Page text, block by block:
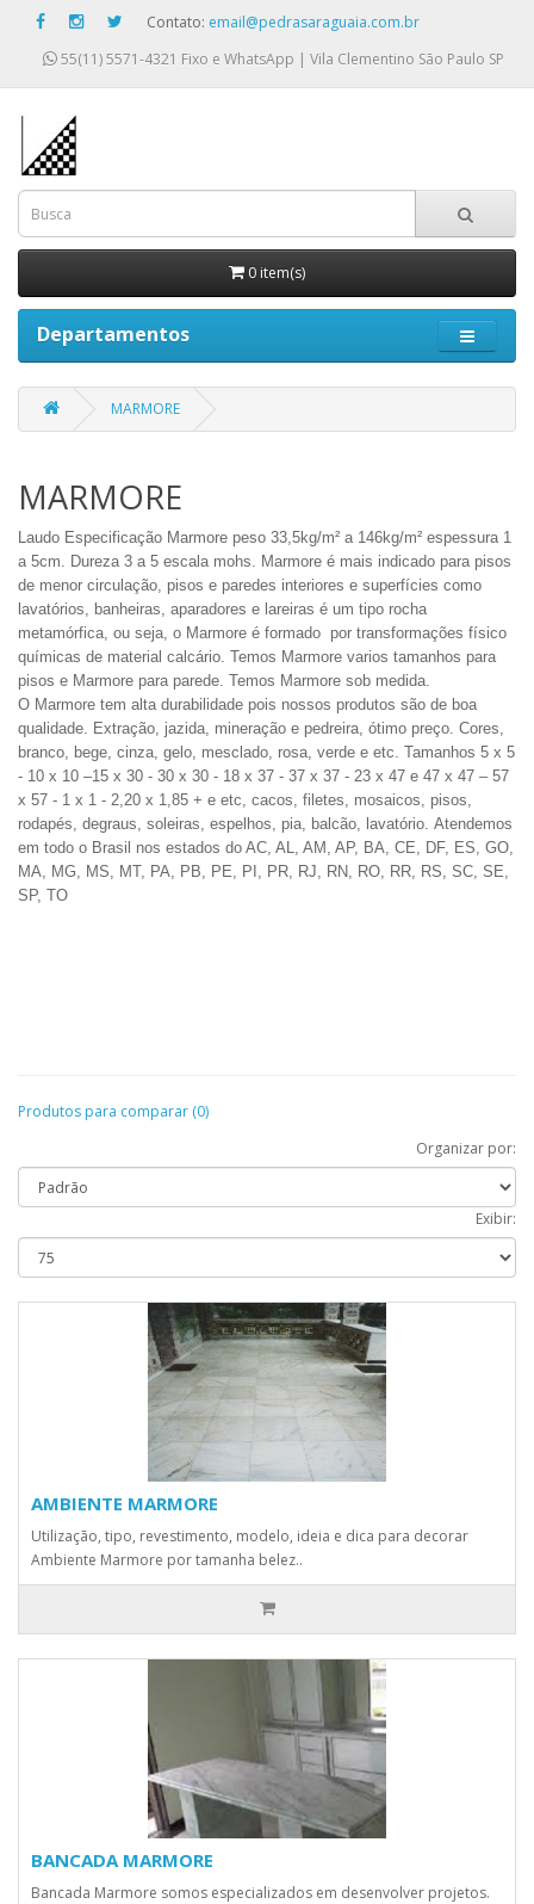
Contato: email@pedrasaraguaia.com.br
55(11) 5571-4321 Fixo e WhatsApp | Vila Clementino São Paulo SP
0 item(s)
Departamentos
MARMORE
MARMORE
Laudo Especificação Marmore peso 33,5kg/m² a 146kg/m² espessura 1
a 5cm. Dureza 3 a 5 escala mohs. Marmore é mais indicado para pisos
de menor circulação, pisos e paredes interiores e superfícies como
lavatórios, banheiras, aparadores e lareiras é um tipo rocha
metamórfica, ou seja, o Marmore é formado por transformações físico
químicas de material calcário. Temos Marmore varios tamanhos para
pisos e Marmore para parede. Temos Marmore sob medida.
O Marmore tem alta durabilidade pois nossos produtos são de boa
qualidade. Extração, jazida, mineração e pedreira, ótimo preço. Cores,
branco, bege, cinza, gelo, mesclado, rosa, verde e etc. Tamanhos 5 x 5
- 10 x 10 –15 x 30 - 30 x 30 - 18 x 37 - 37 x 37 - 23 x 47 e 47 x 47 – 57
x 57 - 1 x 1 - 2,20 x 1,85 + e etc, cacos, filetes, mosaicos, pisos,
rodapés, degraus, soleiras, espelhos, pia, balcão, lavatório. Atendemos
em todo o Brasil nos estados do AC, AL, AM, AP, BA, CE, DF, ES, GO,
MA, MG, MS, MT, PA, PB, PE, PI, PR, RJ, RN, RO, RR, RS, SC, SE,
SP, TO
Produtos para comparar (0)
Organizar por:
Exibir:
AMBIENTE MARMORE
Utilização, tipo, revestimento, modelo, ideia e dica para decorar
Ambiente Marmore por tamanha belez..
BANCADA MARMORE
Bancada Marmore somos especializados em desenvolver projetos.